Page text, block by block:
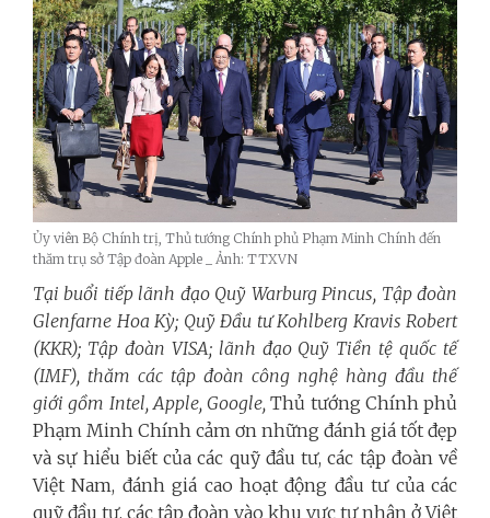
Ủy viên Bộ Chính trị, Thủ tướng Chính phủ Phạm Minh Chính đến
thăm trụ sở Tập đoàn Apple _ Ảnh: TTXVN
Tại buổi tiếp lãnh đạo Quỹ Warburg Pincus, Tập đoàn
Glenfarne Hoa Kỳ; Quỹ Đầu tư Kohlberg Kravis Robert
(KKR); Tập đoàn VISA; lãnh đạo Quỹ Tiền tệ quốc tế
(IMF), thăm các tập đoàn công nghệ hàng đầu thế
giới gồm Intel, Apple, Google,Thủ tướng Chính phủ
Phạm Minh Chính cảm ơn những đánh giá tốt đẹp
và sự hiểu biết của các quỹ đầu tư, các tập đoàn về
Việt Nam, đánh giá cao hoạt động đầu tư của các
quỹ đầu tư, các tập đoàn vào khu vực tư nhân ở Việt